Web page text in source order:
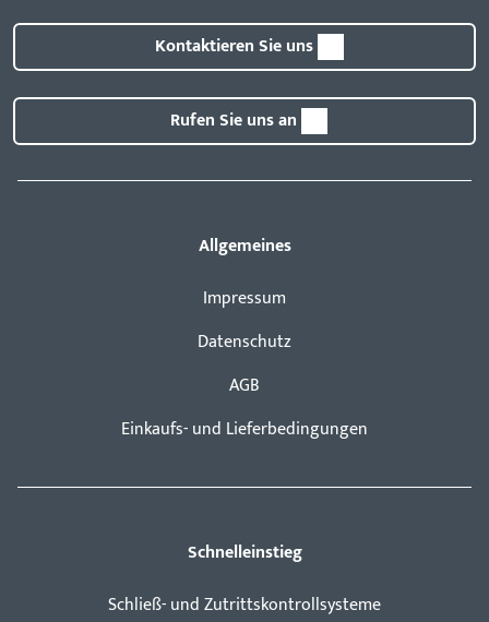
Kontaktieren Sie uns
Rufen Sie uns an
Allgemeines
Impressum
Datenschutz
AGB
Einkaufs- und Lieferbedingungen
Schnelleinstieg
Schließ- und Zutrittskontrollsysteme